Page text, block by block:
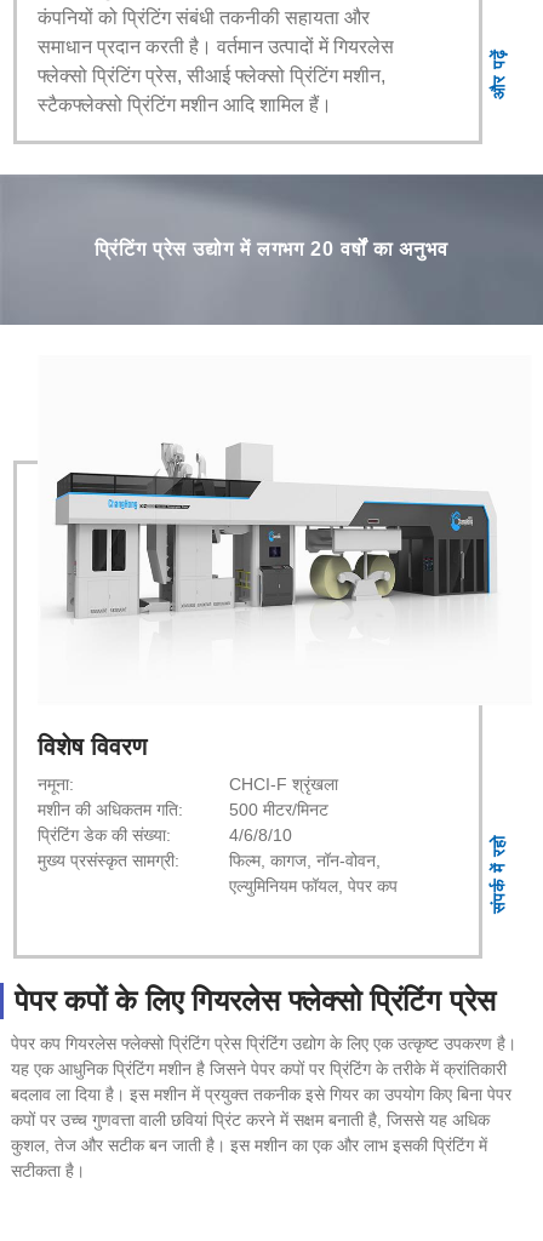
कंपनियों को प्रिंटिंग संबंधी तकनीकी सहायता और
समाधान प्रदान करती है। वर्तमान उत्पादों में गियरलेस
फ्लेक्सो प्रिंटिंग प्रेस, सीआई फ्लेक्सो प्रिंटिंग मशीन,
स्टैकफ्लेक्सो प्रिंटिंग मशीन आदि शामिल हैं।
और पढ़ें
प्रिंटिंग प्रेस उद्योग में लगभग 20 वर्षों का अनुभव
विशेष विवरण
नमूना:
मशीन की अधिकतम गति:
प्रिंटिंग डेक की संख्या:
मुख्य प्रसंस्कृत सामग्री:
CHCI-F श्रृंखला
500 मीटर/मिनट
4/6/8/10
फिल्म, कागज, नॉन-वोवन,
एल्युमिनियम फॉयल, पेपर कप
संपर्क में रहो
पेपर कपों के लिए गियरलेस फ्लेक्सो प्रिंटिंग प्रेस
पेपर कप गियरलेस फ्लेक्सो प्रिंटिंग प्रेस प्रिंटिंग उद्योग के लिए एक उत्कृष्ट उपकरण है।
यह एक आधुनिक प्रिंटिंग मशीन है जिसने पेपर कपों पर प्रिंटिंग के तरीके में क्रांतिकारी
बदलाव ला दिया है। इस मशीन में प्रयुक्त तकनीक इसे गियर का उपयोग किए बिना पेपर
कपों पर उच्च गुणवत्ता वाली छवियां प्रिंट करने में सक्षम बनाती है, जिससे यह अधिक
कुशल, तेज और सटीक बन जाती है। इस मशीन का एक और लाभ इसकी प्रिंटिंग में
सटीकता है।